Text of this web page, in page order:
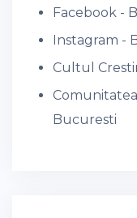
Facebook -
Instagram -
Cultul
Bucuresti